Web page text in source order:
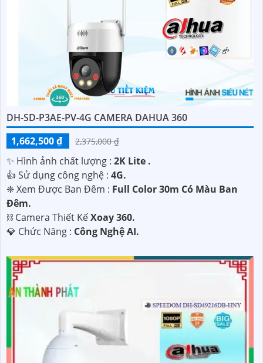
DH-SD-P3AE-PV-4G CAMERA DAHUA 360
1,662,500 ₫
2,375,000 ₫
✨ Hình ảnh chất lượng : 2K Lite .
👍 Sử dụng công nghệ : 4G.
❈ Xem Được Ban Đêm : Full Color 30m Có Màu Ban
Ðêm.
⛓ Camera Thiết KếXoay 360.
️💎 Chức Năng : Công Nghệ AI.